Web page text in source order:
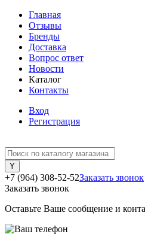
Главная
Отзывы
Бренды
Доставка
Вопрос ответ
Новости
Каталог
Контакты
Вход
Регистрация
+7 (964) 308-52-52Заказать звонок
Заказать звонок
Оставьте Ваше сообщение и